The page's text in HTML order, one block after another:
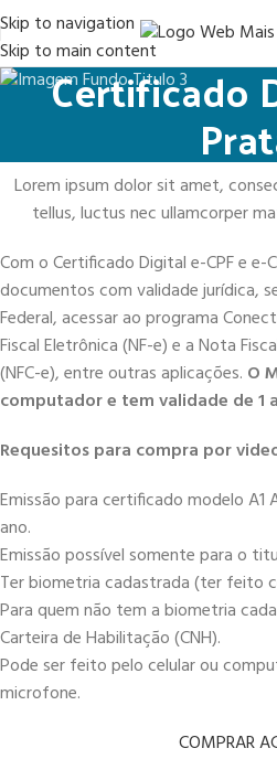
Skip to navigation
Skip to main content
Certificado
Lorem ipsum dolor sit amet,
tellus, luctus nec ullamcorper
Com o Certificado Digital e-CPF e e-
documentos com validade jurídica,
Federal, acessar ao programa
Fiscal Eletrônica (NF-e) e a Nota
(NFC-e), entre outras aplicações. O
computador e tem validade de 1
Requesitos para compra por
Emissão para certificado modelo A1
ano.
Emissão possível somente para o
Ter biometria cadastrada (ter feito
Para quem não tem a biometria
Carteira de Habilitação (CNH).
Pode ser feito pelo celular ou
microfone.
COMPRAR